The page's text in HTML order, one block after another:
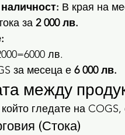
В края на
за 2 000 лв.
лв.
за месеца е 6 000 лв.
между
гледате на
(Стока)